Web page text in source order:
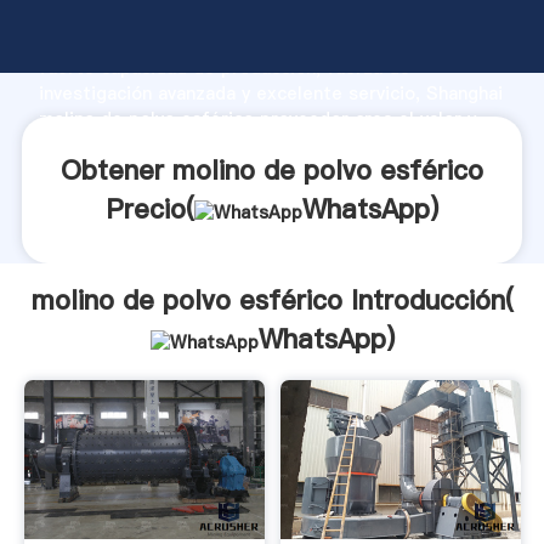
fuerte capacidad de producción, fuerza de
molino de polvo esférico proveedor crea el valor y
Obtener molino de polvo esférico
Precio(
WhatsApp)
molino de polvo esférico Introducción(
WhatsApp)